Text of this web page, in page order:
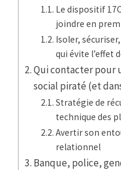
Le dispositif
joindre en
Isoler,
qui évite l’effet
Qui contacter pour
social piraté (et
Stratégie de
technique des
Avertir son
relationnel
Banque, police,